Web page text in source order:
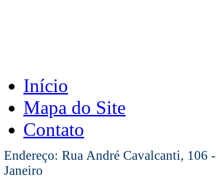
Início
Mapa do Site
Contato
Endereço: Rua André Cavalcanti, 106
Janeiro